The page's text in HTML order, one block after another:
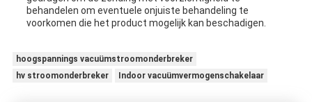
behandelen om eventuele onjuiste behandeling te
voorkomen die het product mogelijk kan beschadigen.
hoogspannings vacuümstroomonderbreker
hv stroomonderbreker
Indoor vacuümvermogenschakelaar